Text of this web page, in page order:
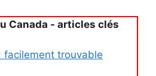
Canada - articles clés
facilement trouvable